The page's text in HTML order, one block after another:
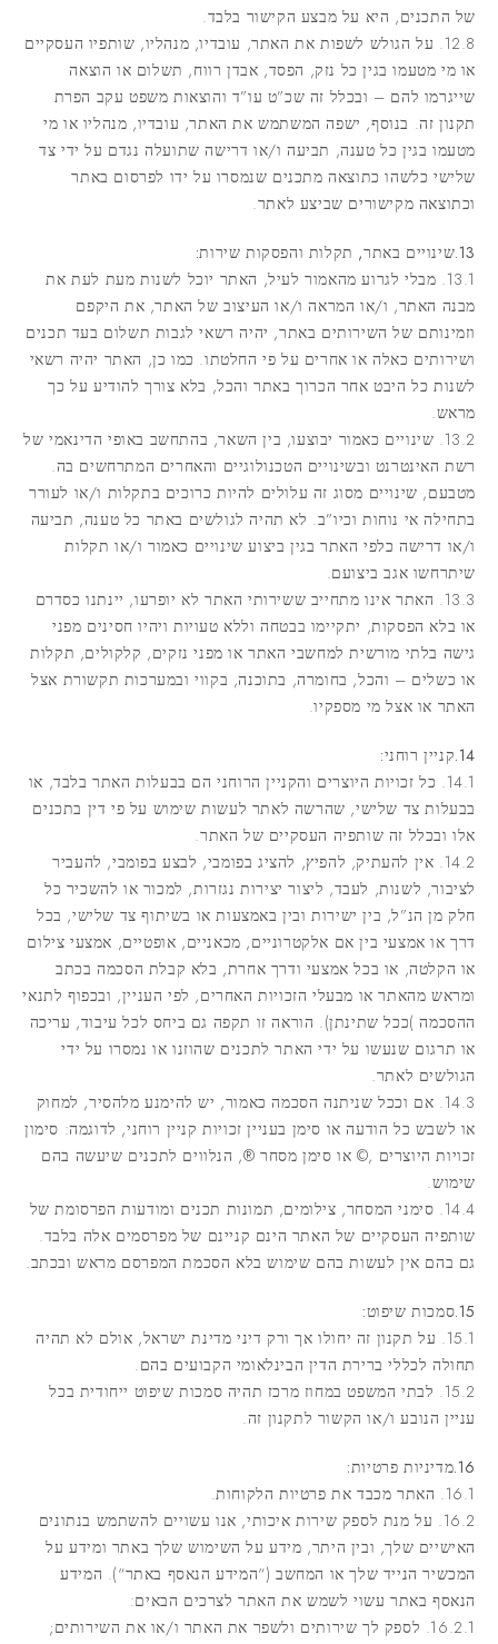
של התכנים, היא על מבצע הקישור בלבד.
12.8. על הגולש לשפות את האתר, עובדיו, מנהליו, שותפיו העסקיים
או מי מטעמו בגין כל נזק, הפסד, אבדן רווח, תשלום או הוצאה
שייגרמו להם – ובכלל זה שכ”ט עו”ד והוצאות משפט עקב הפרת
תקנון זה. בנוסף, ישפה המשתמש את האתר, עובדיו, מנהליו או מי
מטעמו בגין כל טענה, תביעה ו/או דרישה שתועלה נגדם על ידי צד
שלישי כלשהו כתוצאה מתכנים שנמסרו על ידו לפרסום באתר
וכתוצאה מקישורים שביצע לאתר.
13.שינויים באתר, תקלות והפסקות שירות:
13.1. מבלי לגרוע מהאמור לעיל, האתר יוכל לשנות מעת לעת את
מבנה האתר, ו/או המראה ו/או העיצוב של האתר, את היקפם
וזמינותם של השירותים באתר, יהיה רשאי לגבות תשלום בעד תכנים
ושירותים כאלה או אחרים על פי החלטתו. כמו כן, האתר יהיה רשאי
לשנות כל היבט אחר הכרוך באתר והכל, בלא צורך להודיע על כך
מראש.
13.2. שינויים כאמור יבוצעו, בין השאר, בהתחשב באופי הדינאמי של
רשת האינטרנט ובשינויים הטכנולוגיים והאחרים המתרחשים בה.
מטבעם, שינויים מסוג זה עלולים להיות כרוכים בתקלות ו/או לעורר
בתחילה אי נוחות וכיו”ב. לא תהיה לגולשים באתר כל טענה, תביעה
ו/או דרישה כלפי האתר בגין ביצוע שינויים כאמור ו/או תקלות
שיתרחשו אגב ביצועם.
13.3. האתר אינו מתחייב ששירותי האתר לא יופרעו, יינתנו כסדרם
או בלא הפסקות, יתקיימו בבטחה וללא טעויות ויהיו חסינים מפני
גישה בלתי מורשית למחשבי האתר או מפני נזקים, קלקולים, תקלות
או כשלים – והכל, בחומרה, בתוכנה, בקווי ובמערכות תקשורת אצל
האתר או אצל מי מספקיו.
14.קניין רוחני:
14.1. כל זכויות היוצרים והקניין הרוחני הם בבעלות האתר בלבד, או
בבעלות צד שלישי, שהרשה לאתר לעשות שימוש על פי דין בתכנים
אלו ובכלל זה שותפיה העסקיים של האתר.
14.2. אין להעתיק, להפיץ, להציג בפומבי, לבצע בפומבי, להעביר
לציבור, לשנות, לעבד, ליצור יצירות נגזרות, למכור או להשכיר כל
חלק מן הנ”ל, בין ישירות ובין באמצעות או בשיתוף צד שלישי, בכל
דרך או אמצעי בין אם אלקטרוניים, מכאניים, אופטיים, אמצעי צילום
או הקלטה, או בכל אמצעי ודרך אחרת, בלא קבלת הסכמה בכתב
ומראש מהאתר או מבעלי הזכויות האחרים, לפי העניין, ובכפוף לתנאי
ההסכמה )ככל שתינתן). הוראה זו תקפה גם ביחס לכל עיבוד, עריכה
או תרגום שנעשו על ידי האתר לתכנים שהוזנו או נמסרו על ידי
הגולשים לאתר.
14.3. אם וככל שניתנה הסכמה כאמור, יש להימנע מלהסיר, למחוק
או לשבש כל הודעה או סימן בעניין זכויות קניין רוחני, לדוגמה: סימון
זכויות היוצרים ,© או סימן מסחר ®, הנלווים לתכנים שיעשה בהם
שימוש.
14.4. סימני המסחר, צילומים, תמונות תכנים ומודעות הפרסומת של
שותפיה העסקיים של האתר הינם קניינם של מפרסמים אלה בלבד.
גם בהם אין לעשות בהם שימוש בלא הסכמת המפרסם מראש ובכתב.
15.סמכות שיפוט:
15.1. על תקנון זה יחולו אך ורק דיני מדינת ישראל, אולם לא תהיה
תחולה לכללי ברירת הדין הבינלאומי הקבועים בהם.
15.2. לבתי המשפט במחוז מרכז תהיה סמכות שיפוט ייחודית בכל
עניין הנובע ו/או הקשור לתקנון זה.
16.מדיניות פרטיות:
16.1. האתר מכבד את פרטיות הלקוחות.
16.2. על מנת לספק שירות איכותי, אנו עשויים להשתמש בנתונים
האישיים שלך, ובין היתר, מידע על השימוש שלך באתר ומידע על
המכשיר הנייד שלך או המחשב (“המידע הנאסף באתר“). המידע
הנאסף באתר עשוי לשמש את האתר לצרכים הבאים:
16.2.1. לספק לך שירותים ולשפר את האתר ו/או את השירותים;